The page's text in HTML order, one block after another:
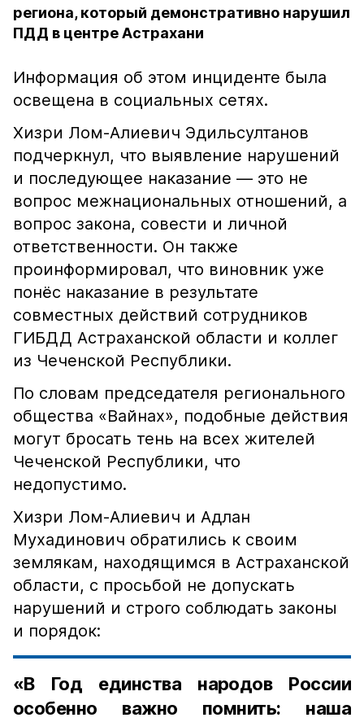
региона, который демонстративно нарушил
ПДД в центре Астрахани
Информация об этом инциденте была
освещена в социальных сетях.
Хизри Лом-Алиевич Эдильсултанов
подчеркнул, что выявление нарушений
и последующее наказание — это не
вопрос межнациональных отношений, а
вопрос закона, совести и личной
ответственности. Он также
проинформировал, что виновник уже
понёс наказание в результате
совместных действий сотрудников
ГИБДД Астраханской области и коллег
из Чеченской Республики.
По словам председателя регионального
общества «Вайнах», подобные действия
могут бросать тень на всех жителей
Чеченской Республики, что
недопустимо.
Хизри Лом-Алиевич и Адлан
Мухадинович обратились к своим
землякам, находящимся в Астраханской
области, с просьбой не допускать
нарушений и строго соблюдать законы
и порядок:
«В Год единства народов России
особенно важно помнить: наша